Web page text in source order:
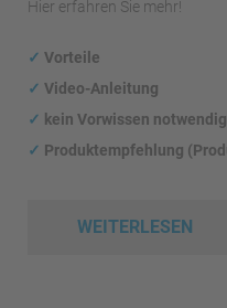
Hier erfahren Sie mehr!
✓ Vorteile
✓ Video-Anleitung
✓ kein Vorwissen notwendig
✓ Produktempfehlung
WEITERLESEN